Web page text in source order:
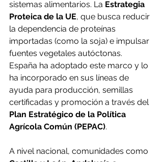
sistemas alimentarios. La Estrategia
Proteica de la UE, que busca reducir
la dependencia de proteínas
importadas (como la soja) e impulsar
fuentes vegetales autóctonas.
España ha adoptado este marco y lo
ha incorporado en sus líneas de
ayuda para producción, semillas
certificadas y promoción a través del
Plan Estratégico de la Política
Agrícola Común (PEPAC).
A nivel nacional, comunidades como